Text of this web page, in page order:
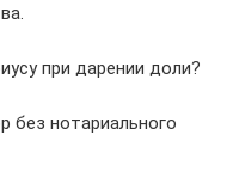
при дарении доли?
без нотариального